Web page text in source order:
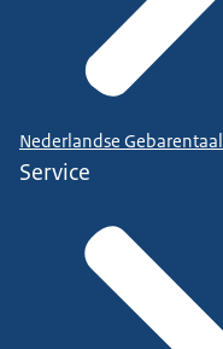
Nederlandse Gebarentaal
Service